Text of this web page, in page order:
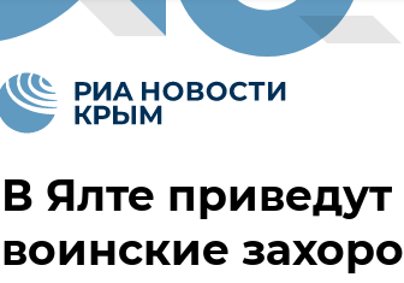
В Ялте
воинские